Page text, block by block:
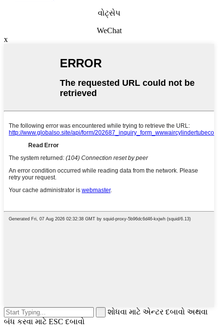
વોટ્સેપ
WeChat
x
શોધવા માટે એન્ટર દબાવો અથવા
બંધ કરવા માટે ESC દબાવો